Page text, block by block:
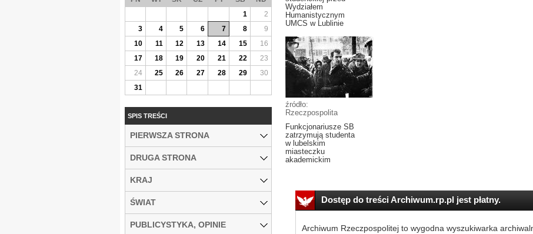
Wydziałem
Humanistycznym
UMCS w Lublinie
źródło:
Rzeczpospolita
Funkcjonariusze SB
zatrzymują studenta
w lubelskim
miasteczku
akademickim
Dostęp do treści Archiwum.rp.pl jest płatny.
Archiwum Rzeczpospolitej to wygodna wyszukiwarka
1
2
3
4 5 6 7 8
9
10
11 12 13 14 15
16
17
18 19 20 21 22
23
24
25 26 27 28 29
30
31
SPIS TREŚCI
PIERWSZA STRONA
DRUGA STRONA
KRAJ
ŚWIAT
PUBLICYSTYKA, OPINIE